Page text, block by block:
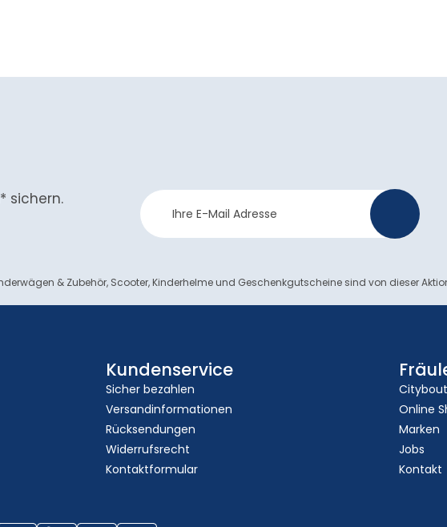
* sichern.
Newsletter
Anmeldung
& Zubehör, Scooter, Kinderhelme und Geschenkgutscheine sind von dieser
Kundenservice
Sicher bezahlen
Versandinformationen
Rücksendungen
Widerrufsrecht
Kontaktformular
Online
Marken
Jobs
Kontakt